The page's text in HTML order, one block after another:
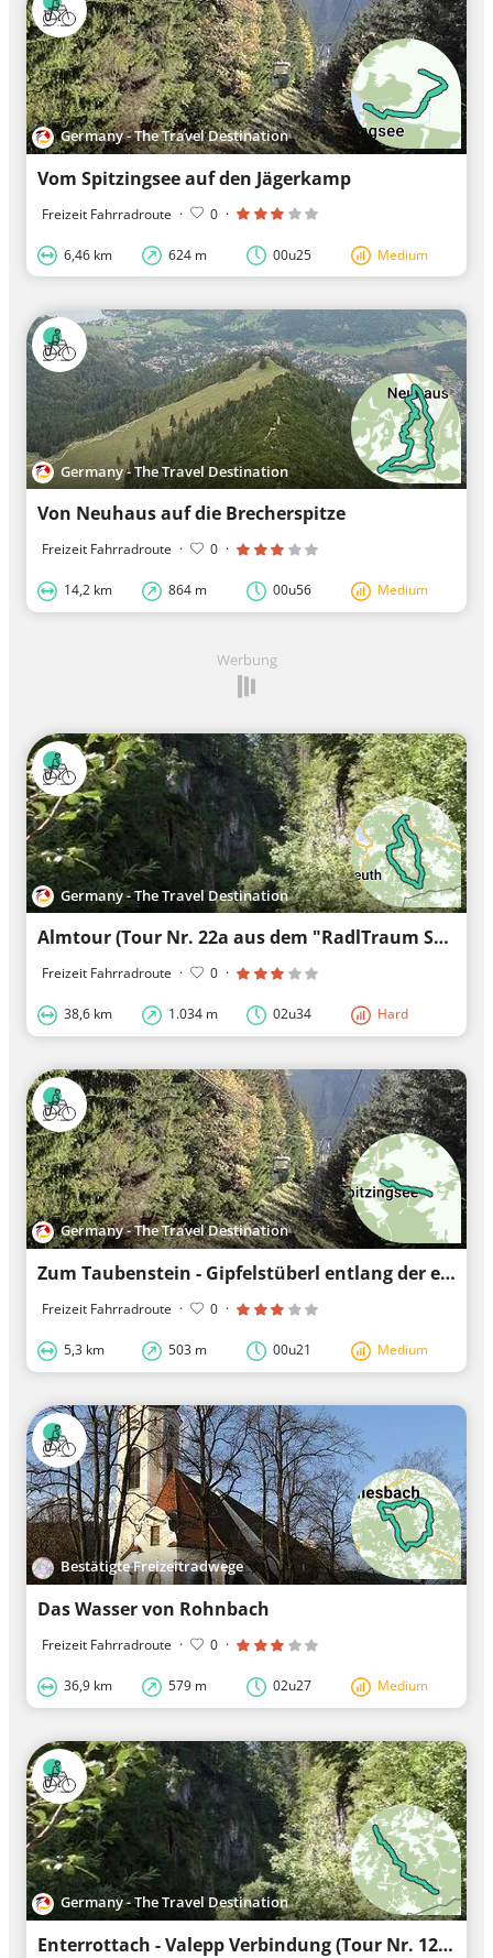
Germany - The Travel Destination
Vom Spitzingsee auf den Jägerkamp
Freizeit Fahrradroute · 0 ·
6,46 km 624 m 00u25 Medium
Germany - The Travel Destination
Von Neuhaus auf die Brecherspitze
Freizeit Fahrradroute · 0 ·
14,2 km 864 m 00u56 Medium
Werbung
Germany - The Travel Destination
Almtour (Tour Nr. 22a aus dem "RadlTraum Süd")
Freizeit Fahrradroute · 0 ·
38,6 km 1.034 m 02u34 Hard
Germany - The Travel Destination
Zum Taubenstein - Gipfelstüberl entlang der ehemaligen Skipiste
Freizeit Fahrradroute · 0 ·
5,3 km 503 m 00u21 Medium
Bestätigte Freizeitradwege
Das Wasser von Rohnbach
Freizeit Fahrradroute · 0 ·
36,9 km 579 m 02u27 Medium
Germany - The Travel Destination
Enterrottach - Valepp Verbindung (Tour Nr. 12a aus dem "RadlTraum Süd")